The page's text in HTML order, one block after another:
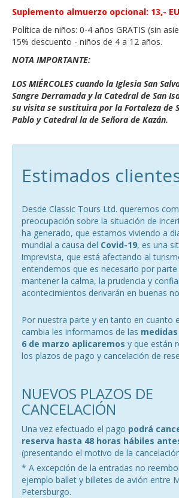
Suplemento almuerzo opcional: 13,-
Política de niños: 0-4 años GRATIS (sin
15% descuento - niños de 4 a 12 años.
NOTA IMPORTANTE:
LOS MIÉRCOLES cuando la Iglesia San
Sangre Derramada y la Catedral de San
su visita se sustituira por la Fortaleza de
Pablo y Catedral la de Señora de Kazán.
Estimados
Desde Classic Tours Ltd. queremos
preocupación sobre la situación de
ha generado, que estamos viviendo a
mundial a causa del Covid-19, es una
imprevista, que está afectando al
entendemos que es necesario por
mantener la calma, la prudencia y
acontecimientos derivarán en buenas
Por nuestra parte y en tanto en cuanto
cambia les informamos de las
6 de marzo aplicaremos y que están
los plazos de pago y cancelación de
NUEVOS PLAZOS DE
CANCELACIÓN
Una vez efectuado el pago podrá
reserva hasta 48 horas hábiles
(presentando el motivo de la
* A excepción de la entradas no
ejemplo ballet y billetes de avión entre
Petersburgo.